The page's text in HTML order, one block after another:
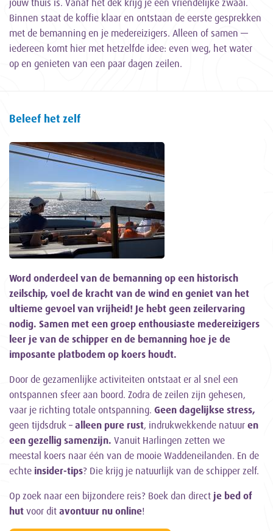
jouw thuis is. Vanaf het dek krijg je een vriendelijke zwaai.
Binnen staat de koffie klaar en ontstaan de eerste gesprekken
met de bemanning en je medereizigers. Alleen of samen —
iedereen komt hier met hetzelfde idee: even weg, het water
op en genieten van een paar dagen zeilen.
Beleef het zelf
Word onderdeel van de bemanning op een historisch
zeilschip, voel de kracht van de wind en geniet van het
ultieme gevoel van vrijheid! Je hebt geen zeilervaring
nodig. Samen met een groep enthousiaste medereizigers
leer je van de schipper en de bemanning hoe je de
imposante platbodem op koers houdt.
Door de gezamenlijke activiteiten ontstaat er al snel een
ontspannen sfeer aan boord. Zodra de zeilen zijn gehesen,
vaar je richting totale ontspanning. Geen dagelijkse stress,
geen tijdsdruk – alleen pure rust, indrukwekkende natuur en
een gezellig samenzijn. Vanuit Harlingen zetten we
meestal koers naar één van de mooie Waddeneilanden. En de
echte insider-tips? Die krijg je natuurlijk van de schipper zelf.
Op zoek naar een bijzondere reis? Boek dan direct je bed of
hut voor dit avontuur nu online!